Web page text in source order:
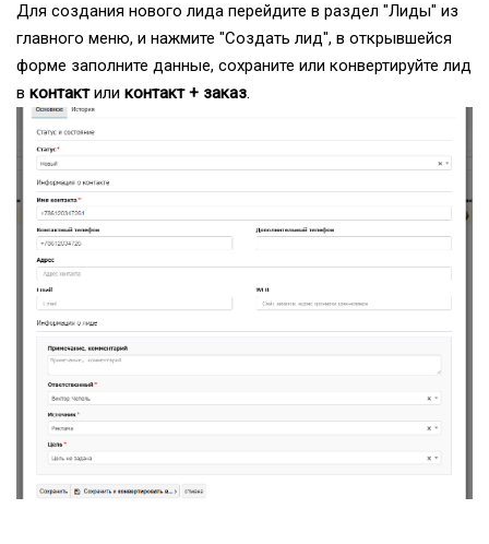
Для создания нового лида перейдите в раздел "Лиды" из
главного меню, и нажмите "Создать лид", в открывшейся
форме заполните данные, сохраните или конвертируйте лид
в контактили контакт + заказ.